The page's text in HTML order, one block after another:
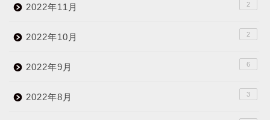
2022年11月 2
2022年10月 2
2022年9月 6
2022年8月 3